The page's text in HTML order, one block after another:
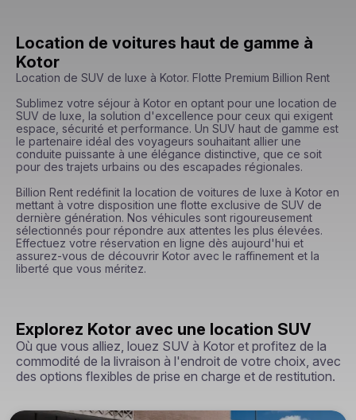
Location de voitures haut de gamme à
Kotor
Location de SUV de luxe à Kotor. Flotte Premium Billion Rent
Sublimez votre séjour à Kotor en optant pour une location de
SUV de luxe, la solution d'excellence pour ceux qui exigent
espace, sécurité et performance. Un SUV haut de gamme est
le partenaire idéal des voyageurs souhaitant allier une
conduite puissante à une élégance distinctive, que ce soit
pour des trajets urbains ou des escapades régionales.
Billion Rent redéfinit la location de voitures de luxe à Kotor en
mettant à votre disposition une flotte exclusive de SUV de
dernière génération. Nos véhicules sont rigoureusement
sélectionnés pour répondre aux attentes les plus élevées.
Effectuez votre réservation en ligne dès aujourd'hui et
assurez-vous de découvrir Kotor avec le raffinement et la
liberté que vous méritez.
Explorez Kotor avec une location SUV
Où que vous alliez, louez SUV à Kotor et profitez de la
commodité de la livraison à l'endroit de votre choix, avec
des options flexibles de prise en charge et de restitution.